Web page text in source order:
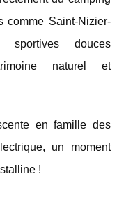
comme Saint-Nizier-
sportives douces
naturel et
en famille des
un moment
!